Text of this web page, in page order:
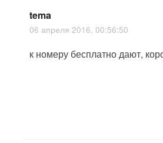
tema
06 апреля 2016, 00:56:50
к номеру бесплатно дают,